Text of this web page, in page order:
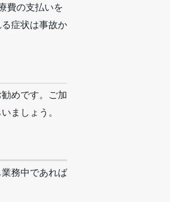
費の支払いを
症状は事故か
めです。ご加
ましょう。
務中であれば